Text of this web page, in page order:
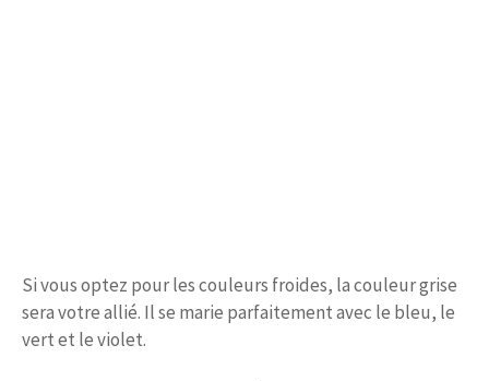
Si vous optez pour les couleurs froides, la couleur grise
sera votre allié. Il se marie parfaitement avec le bleu, le
vert et le violet.